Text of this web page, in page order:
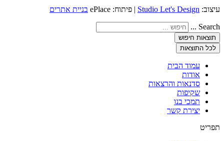
עיצוב: Studio Let's Design | פיתוח: ePlace בניית אתרים
Search ...
תוצאות חיפוש
לכל התוצאות
עמוד הבית
אודות
סדנאות והרצאות
שקיפות
תמכי בנו
יצירת קשר
תפריט